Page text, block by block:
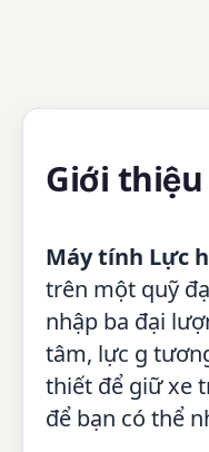
Giới thiệu
Máy tính Lực
trên một quỹ
nhập ba đại
tâm, lực g
thiết để giữ xe
để bạn có thể